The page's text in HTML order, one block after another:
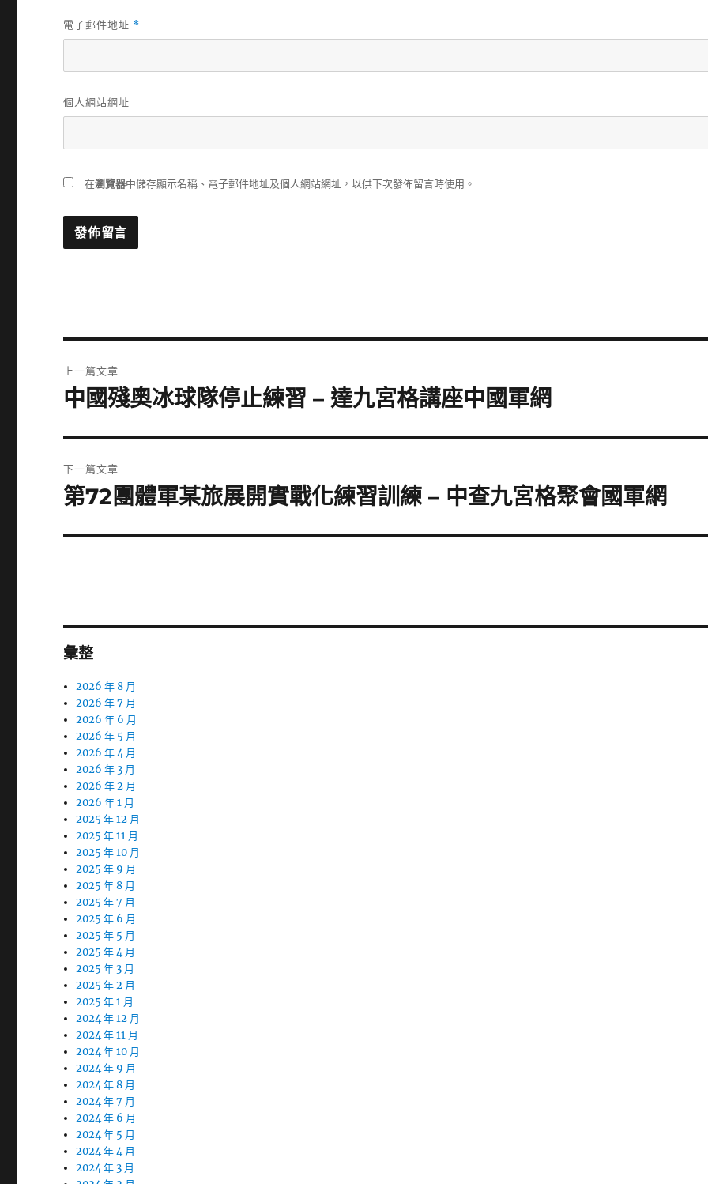
電子郵件地址 *
個人網站網址
在瀏覽器中儲存顯示名稱、電子郵件地址及個人網站網址，以供下次發佈留言時使用。
章
上一篇文章
上
篇
文
章:
中國殘奧冰球隊停止練習 – 達九宮格講座中國軍網
下一篇文章
下
篇
第72團體軍某旅展開實戰化練習訓練 – 中查九宮格聚會國軍網
彙整
2026 年 8 月
2026 年 7 月
2026 年 6 月
2026 年 5 月
2026 年 4 月
2026 年 3 月
2026 年 2 月
2026 年 1 月
2025 年 12 月
2025 年 11 月
2025 年 10 月
2025 年 9 月
2025 年 8 月
2025 年 7 月
2025 年 6 月
2025 年 5 月
2025 年 4 月
2025 年 3 月
2025 年 2 月
2025 年 1 月
2024 年 12 月
2024 年 11 月
2024 年 10 月
2024 年 9 月
2024 年 8 月
2024 年 7 月
2024 年 6 月
2024 年 5 月
2024 年 4 月
2024 年 3 月